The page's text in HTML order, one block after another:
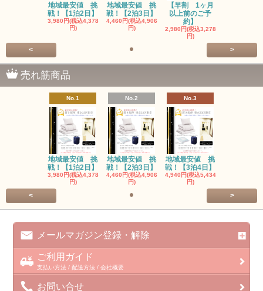
地域最安値 挑
戦！【1泊2日】
3,980円(税込4,378
円)
地域最安値 挑
戦！【2泊3日】
4,460円(税込4,906
円)
【早割 1ヶ月
以上前のご予
約】
2,980円(税込3,278
円)
< >
売れ筋商品
No.1
地域最安値 挑
戦！【1泊2日】
3,980円(税込4,378
円)
No.2
地域最安値 挑
戦！【2泊3日】
4,460円(税込4,906
円)
No.3
地域最安値 挑
戦！【3泊4日】
4,940円(税込5,434
円)
< >
メールマガジン登録・解除
ご利用ガイド
支払い方法 / 配送方法 / 会社概要
お問い合せ